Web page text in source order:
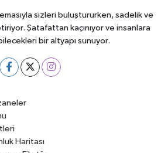
sizleri buluştururken, sadelik ve
Şatafattan kaçınıyor ve insanlara
bir altyapı sunuyor.
Haritası